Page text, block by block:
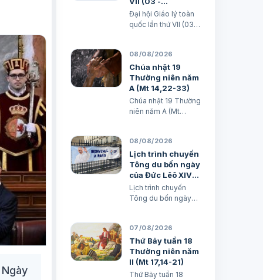
06/8/2026) - Bản
ghi nhớ
Đại hội Giáo lý toàn
quốc lần thứ VII (03 -
& Lm. Micae Khắc
Minh
08/08/2026
Chúa nhật 19
Thường niên năm
A (Mt 14,22-33)
Chúa nhật 19 Thường
niên năm A (Mt
& các tác giả
08/08/2026
Lịch trình chuyến
Tông du bốn ngày
của Đức Lêô XIV
tại Pháp
Lịch trình chuyến
Tông du bốn ngày
dịch
07/08/2026
Thứ Bảy tuần 18
Thường niên năm
II (Mt 17,14-21)
Thứ Bảy tuần 18